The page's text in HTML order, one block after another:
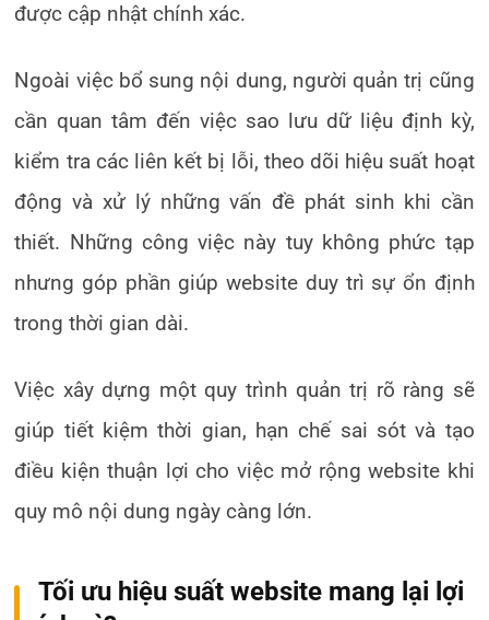
được cập nhật chính xác.
Ngoài việc bổ sung nội dung, người quản trị cũng
cần quan tâm đến việc sao lưu dữ liệu định kỳ,
kiểm tra các liên kết bị lỗi, theo dõi hiệu suất hoạt
động và xử lý những vấn đề phát sinh khi cần
thiết. Những công việc này tuy không phức tạp
nhưng góp phần giúp website duy trì sự ổn định
trong thời gian dài.
Việc xây dựng một quy trình quản trị rõ ràng sẽ
giúp tiết kiệm thời gian, hạn chế sai sót và tạo
điều kiện thuận lợi cho việc mở rộng website khi
quy mô nội dung ngày càng lớn.
Tối ưu hiệu suất website mang lại lợi